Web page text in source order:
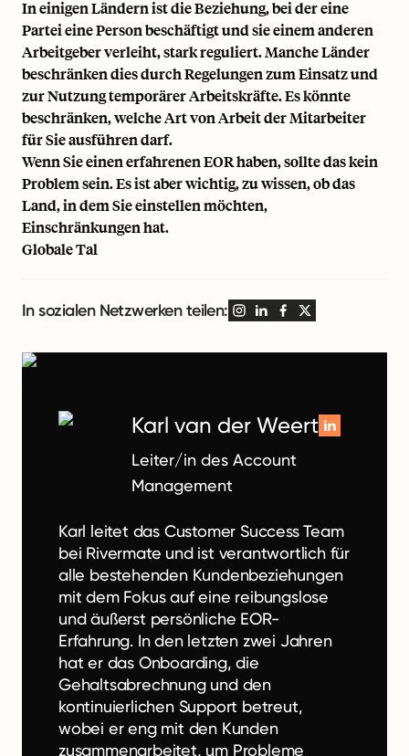
In einigen Ländern ist die Beziehung, bei der eine
Partei eine Person beschäftigt und sie einem anderen
Arbeitgeber verleiht, stark reguliert. Manche Länder
beschränken dies durch Regelungen zum Einsatz und
zur Nutzung temporärer Arbeitskräfte. Es könnte
beschränken, welche Art von Arbeit der Mitarbeiter
für Sie ausführen darf.
Wenn Sie einen erfahrenen EOR haben, sollte das kein
Problem sein. Es ist aber wichtig, zu wissen, ob das
Land, in dem Sie einstellen möchten,
Einschränkungen hat.
Globale Tal
In sozialen Netzwerken teilen:
Karl van der Weert
Leiter/in des Account
Management
Karl leitet das Customer Success Team
bei Rivermate und ist verantwortlich für
alle bestehenden Kundenbeziehungen
mit dem Fokus auf eine reibungslose
und äußerst persönliche EOR-
Erfahrung. In den letzten zwei Jahren
hat er das Onboarding, die
Gehaltsabrechnung und den
kontinuierlichen Support betreut,
wobei er eng mit den Kunden
zusammenarbeitet, um Probleme